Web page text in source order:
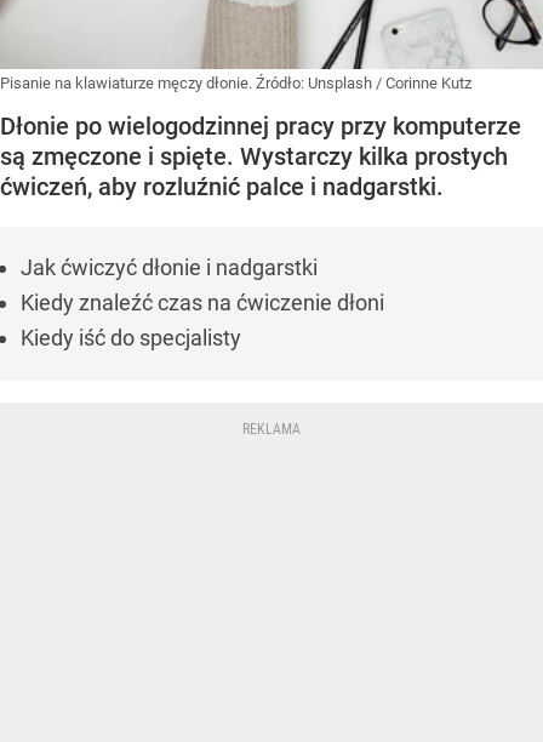
Pisanie na klawiaturze męczy dłonie. Źródło: Unsplash / Corinne Kutz
Dłonie po wielogodzinnej pracy przy komputerze
są zmęczone i spięte. Wystarczy kilka prostych
ćwiczeń, aby rozluźnić palce i nadgarstki.
Jak ćwiczyć dłonie i nadgarstki
Kiedy znaleźć czas na ćwiczenie dłoni
Kiedy iść do specjalisty